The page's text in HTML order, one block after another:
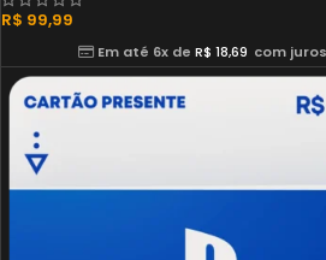
R$ 99,99
Em até 6x de R$ 18,69 com juros